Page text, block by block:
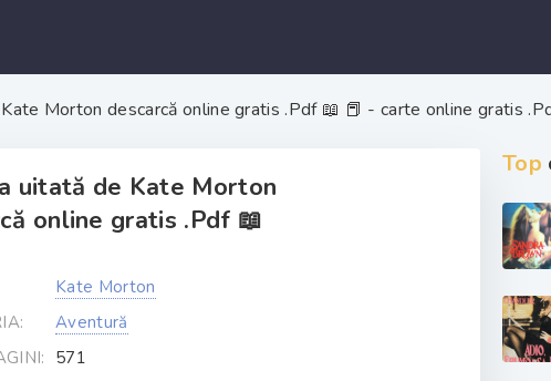
Morton descarcă online gratis .Pdf 📖 📕 - carte online gratis
uitată de Kate Morton
online gratis .Pdf 📖
Kate Morton
Aventură
571
Top